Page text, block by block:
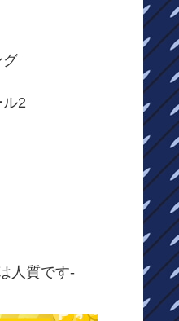
グ
2
人質です-